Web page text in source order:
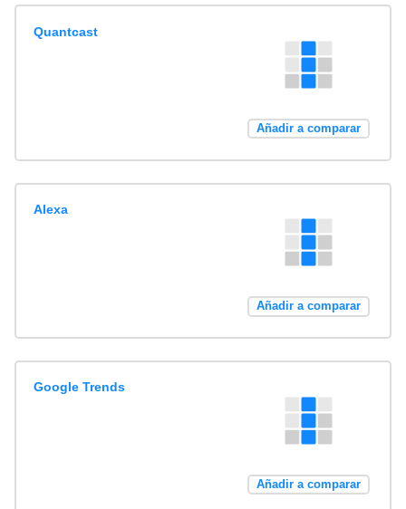
Quantcast
Añadir a comparar
Alexa
Añadir a comparar
Google Trends
Añadir a comparar